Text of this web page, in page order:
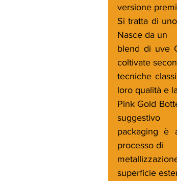
versione
Si tratta di
Nasce da un
blend di uve
coltivate
tecniche
loro qualità e
Pink Gold
suggestivo
packaging è
processo di
superficie